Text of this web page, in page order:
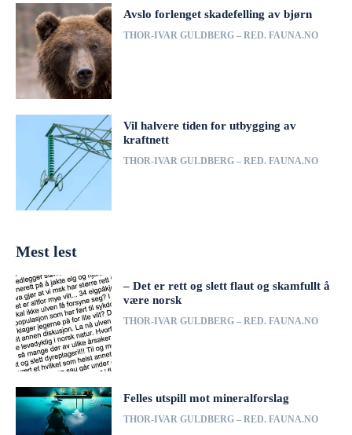
Avslo forlenget skadefelling av bjørn
THOR-IVAR GULDBERG – RED. FAUNA.NO
Vil halvere tiden for utbygging av
kraftnett
THOR-IVAR GULDBERG – RED. FAUNA.NO
Mest lest
– Det er rett og slett flaut og skamfullt å
være norsk
THOR-IVAR GULDBERG – RED. FAUNA.NO
Felles utspill mot mineralforslag
THOR-IVAR GULDBERG – RED. FAUNA.NO